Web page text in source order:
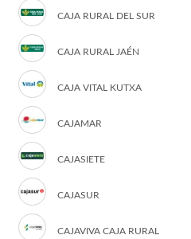
CAJA RURAL DEL SUR
CAJA RURAL JAÉN
CAJA VITAL KUTXA
CAJAMAR
CAJASIETE
CAJASUR
CAJAVIVA CAJA RURAL